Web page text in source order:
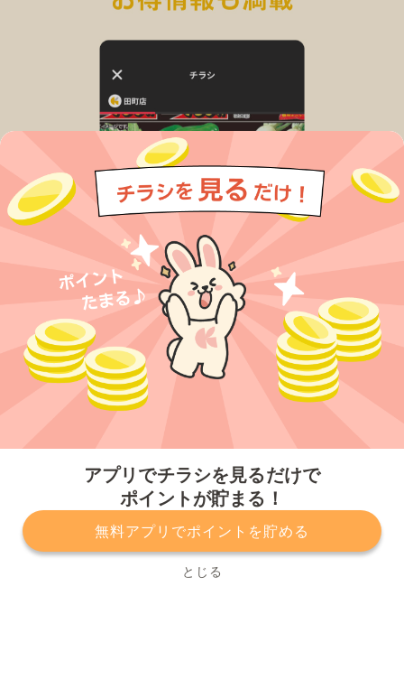
アプリでチラシを見るだけで
ポイントが貯まる！
無料アプリでポイントを貯める
とじる
プライバシーポリシー 利用規約
運営会社
サービスに関してのお問い合わせ